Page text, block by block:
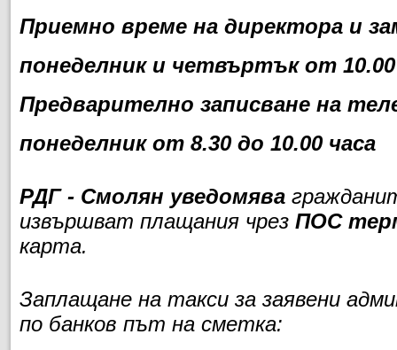
Приемно време на директора и
понеделник и четвъртък от 10.00
Предварително записване на
понеделник от 8.30 до 10.00 часа
РДГ - Смолян уведомява
извършват плащания чрез ПОС
карта.
Заплащане на такси за заявени
по банков път на сметка: